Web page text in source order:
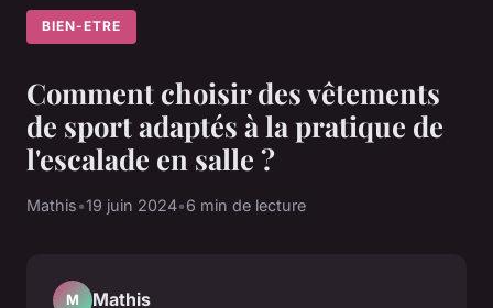
BIEN-ETRE
Comment choisir des vêtements
de sport adaptés à la pratique de
l'escalade en salle ?
Mathis•19 juin 2024•6 min de lecture
M Mathis